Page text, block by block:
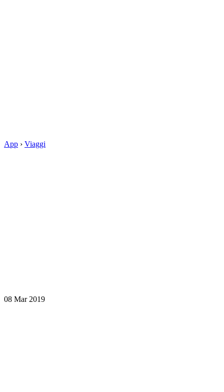
App › Viaggi
08 Mar 2019